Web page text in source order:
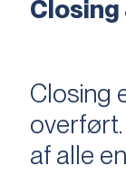
Closing
Closing
af alle